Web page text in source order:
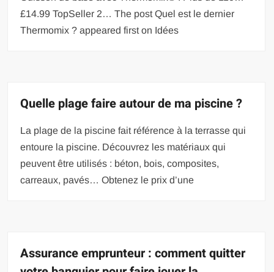
£14.99 TopSeller 2… The post Quel est le dernier
Thermomix ? appeared first on Idées
Quelle plage faire autour de ma piscine ?
La plage de la piscine fait référence à la terrasse qui
entoure la piscine. Découvrez les matériaux qui
peuvent être utilisés : béton, bois, composites,
carreaux, pavés… Obtenez le prix d’une
Assurance emprunteur : comment quitter